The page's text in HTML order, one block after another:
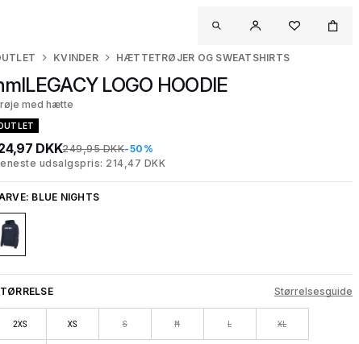
KVINDER HÆTTETRØJER OG SWEATSHIRTS
LOGO HOODIE
med hætte
DKK249,95 DKK-50%
udsalgspris: 214,47 DKK
BLUE NIGHTS
Størrelsesguide
2XS XS S M L XL